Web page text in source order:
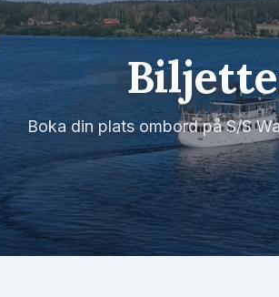
Boka din plats ombord på S/S